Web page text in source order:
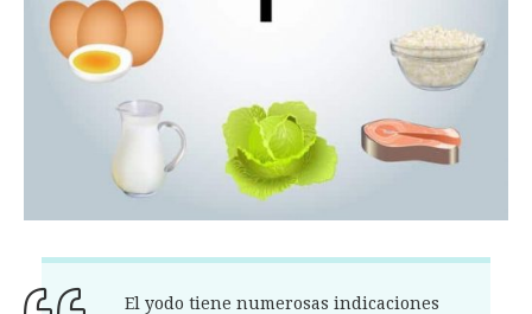
El yodo tiene numerosas indicaciones